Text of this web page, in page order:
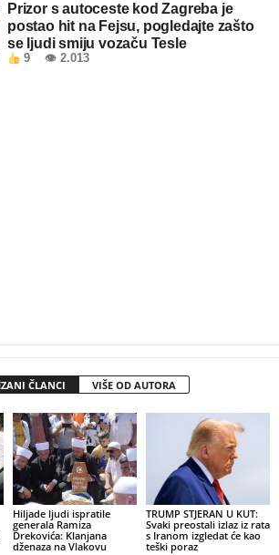
Prizor s autoceste kod Zagreba je
postao hit na Fejsu, pogledajte zašto
se ljudi smiju vozaču Tesle
9 👁 2.013
ČLANCI VIŠE OD AUTORA
Hiljade ljudi ispratile
generala Ramiza
Drekovića: Klanjana
dženaza na Vlakovu
TRUMP STJERAN U KUT:
Svaki preostali izlaz iz rata
s Iranom izgledat će kao
teški poraz